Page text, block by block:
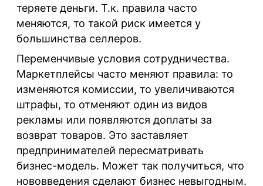
теряете деньги. Т.к. правила часто
меняются, то такой риск имеется у
большинства селлеров.
Переменчивые условия сотрудничества.
Маркетплейсы часто меняют правила: то
изменяются комиссии, то увеличиваются
штрафы, то отменяют один из видов
рекламы или появляются доплаты за
возврат товаров. Это заставляет
предпринимателей пересматривать
бизнес-модель. Может так получиться, что
нововведения сделают бизнес невыгодным.